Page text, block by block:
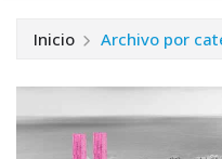
Inicio Archivo por